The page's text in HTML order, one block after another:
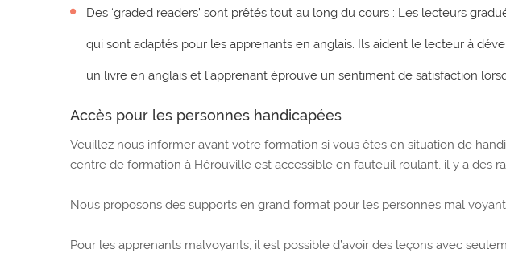
Des ‘graded readers’ sont prêtés tout au long du cours : Les lecteurs
qui sont adaptés pour les apprenants en anglais. Ils aident le lecteur à
un livre en anglais et l’apprenant éprouve un sentiment de satisfaction
Accès pour les personnes handicapées
Veuillez nous informer avant votre formation si vous êtes en situation de
centre de formation à Hérouville est accessible en fauteuil roulant, il y a des
Nous proposons des supports en grand format pour les personnes mal
Pour les apprenants malvoyants, il est possible d’avoir des leçons avec